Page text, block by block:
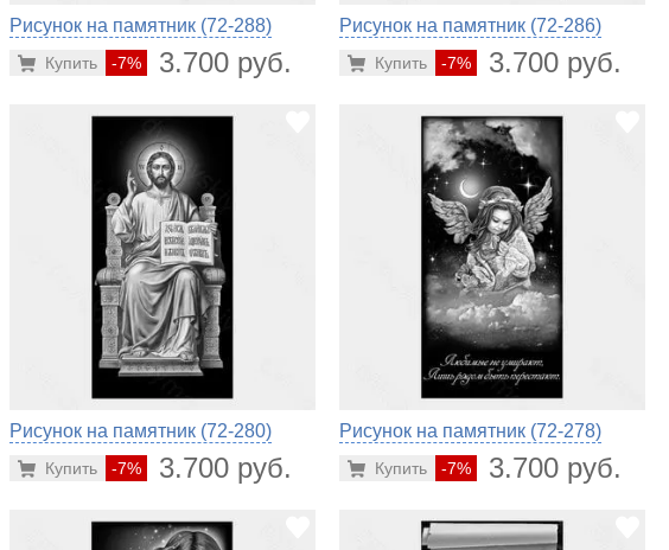
Рисунок на памятник (72-288)
-7% 3.700 руб.
Купить
Рисунок на памятник (72-286)
-7% 3.700 руб.
Купить
Рисунок на памятник (72-280)
-7% 3.700 руб.
Купить
Рисунок на памятник (72-278)
-7% 3.700 руб.
Купить